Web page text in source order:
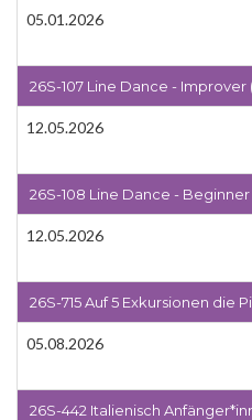
05.01.2026
26S-107 Line Dance -
12.05.2026
26S-108 Line Dance -
12.05.2026
26S-715 Auf 5 Exkursionen
05.08.2026
26S-442 Italienisch